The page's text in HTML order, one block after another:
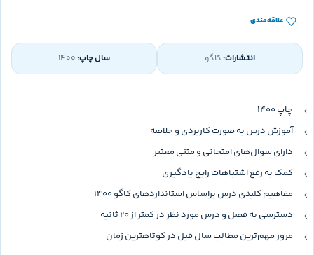
علاقه‌مندی
انتشارات: کاگو سال چاپ:
چاپ 1400
آموزش درس به صورت کاربردی و خلاصه
دارای سوال‌های امتحانی و متنی معتبر
کمک به رفع اشتباهات رایج یادگیری
مفاهیم کلیدی درس براساس استانداردهای کاگو ۱۴۰۰
دسترسی به فصل و درس مورد نظر در کمتر از ۲۰ ثانیه
مرور مهم‌ترین مطالب سال قبل در کوتاهترین زمان